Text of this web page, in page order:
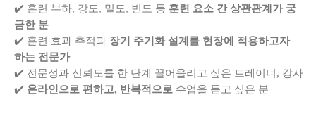
✔️ 훈련 부하, 강도, 밀도, 빈도 등 훈련 요소 간 상관관계가 궁
금한 분
✔️ 훈련 효과 추적과 장기 주기화 설계를 현장에 적용하고자
하는 전문가
✔️ 전문성과 신뢰도를 한 단계 끌어올리고 싶은 트레이너, 강사
✔️ 온라인으로 편하고, 반복적으로 수업을 듣고 싶은 분